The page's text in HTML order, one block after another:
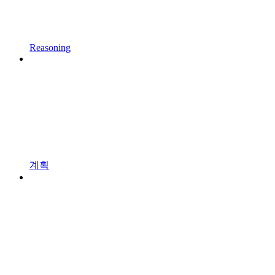
Reasoning
계획